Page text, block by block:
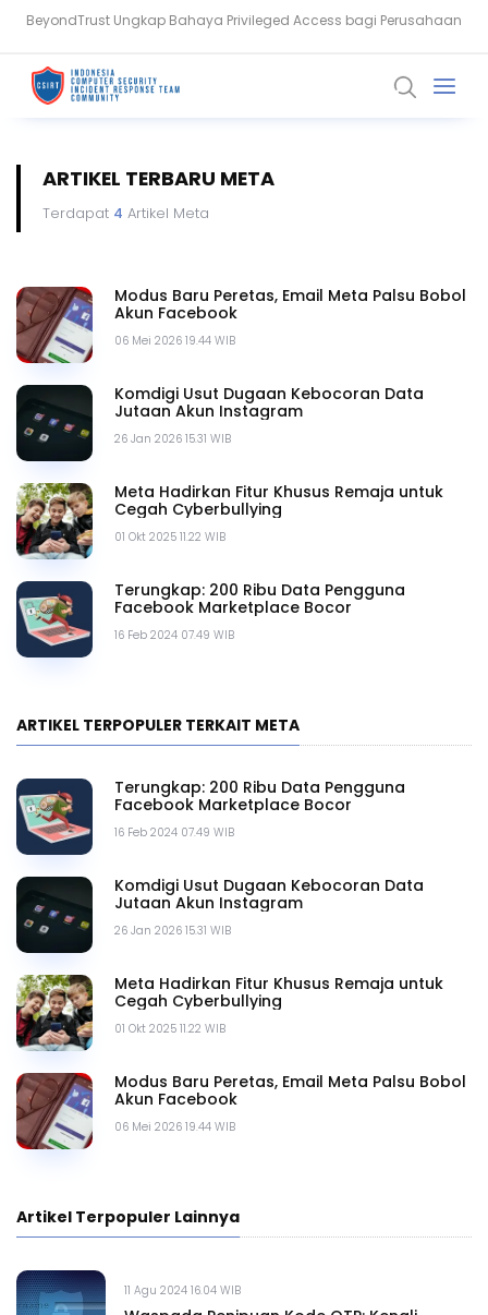
ARTIKEL TERBARU META
Terdapat 4 Artikel Meta
06 Mei 2026 19.44 WIB
Modus Baru Peretas, Email Meta Palsu Bobol
Akun Facebook
26 Jan 2026 15.31 WIB
Komdigi Usut Dugaan Kebocoran Data
Jutaan Akun Instagram
01 Okt 2025 11.22 WIB
Meta Hadirkan Fitur Khusus Remaja untuk
Cegah Cyberbullying
16 Feb 2024 07.49 WIB
Terungkap: 200 Ribu Data Pengguna
Facebook Marketplace Bocor
ARTIKEL TERPOPULER TERKAIT META
16 Feb 2024 07.49 WIB
Terungkap: 200 Ribu Data Pengguna
Facebook Marketplace Bocor
26 Jan 2026 15.31 WIB
Komdigi Usut Dugaan Kebocoran Data
Jutaan Akun Instagram
01 Okt 2025 11.22 WIB
Meta Hadirkan Fitur Khusus Remaja untuk
Cegah Cyberbullying
06 Mei 2026 19.44 WIB
Modus Baru Peretas, Email Meta Palsu Bobol
Akun Facebook
Artikel Terpopuler Lainnya
11 Agu 2024 16.04 WIB